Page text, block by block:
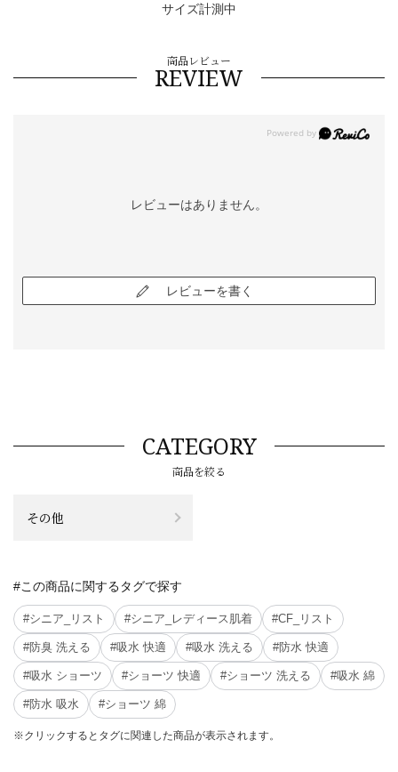
サイズ計測中
商品レビュー
REVIEW
レビューはありません。
レビューを書く
CATEGORY
商品を絞る
その他
#この商品に関するタグで探す
#シニア_リスト #シニア_レディース肌着 #CF_リスト
#防臭 洗える #吸水 快適 #吸水 洗える #防水 快適
#吸水 ショーツ #ショーツ 快適 #ショーツ 洗える #吸水 綿
#防水 吸水 #ショーツ 綿
※クリックするとタグに関連した商品が表示されます。